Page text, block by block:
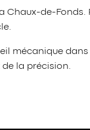
Chaux-de-
mécanique
la précision.